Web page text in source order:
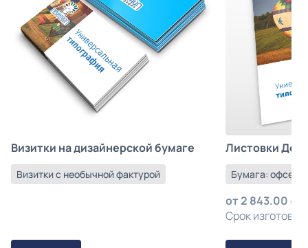
Визитки на дизайнерской бумаге
Визитки с необычной фактурой
Листовки
Бумага:
от2 843.00
Срок